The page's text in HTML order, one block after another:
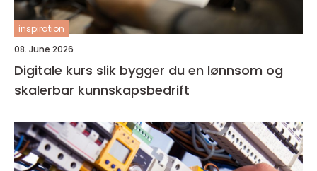
inspiration
08. June 2026
Digitale kurs slik bygger du en lønnsom og
skalerbar kunnskapsbedrift